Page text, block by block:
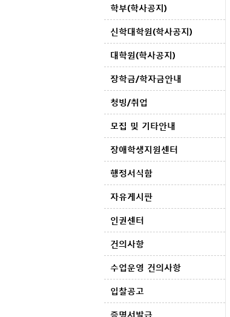
학부(학사공지)
신학대학원(학사공지)
대학원(학사공지)
장학금/학자금안내
청빙/취업
모집 및 기타안내
장애학생지원센터
행정서식함
자유게시판
인권센터
건의사항
수업운영 건의사항
입찰공고
증명서발급